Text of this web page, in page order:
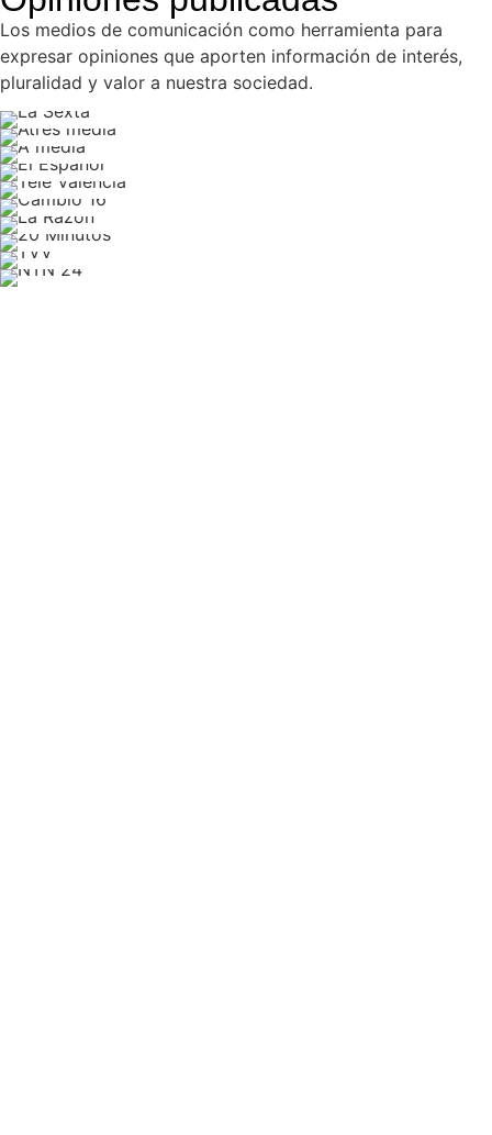
Los medios de comunicación como herramienta para
expresar opiniones que aporten información de interés,
pluralidad y valor a nuestra sociedad.